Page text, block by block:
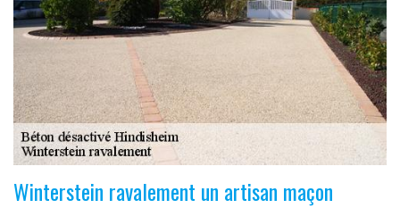
Winterstein ravalement un artisan maçon